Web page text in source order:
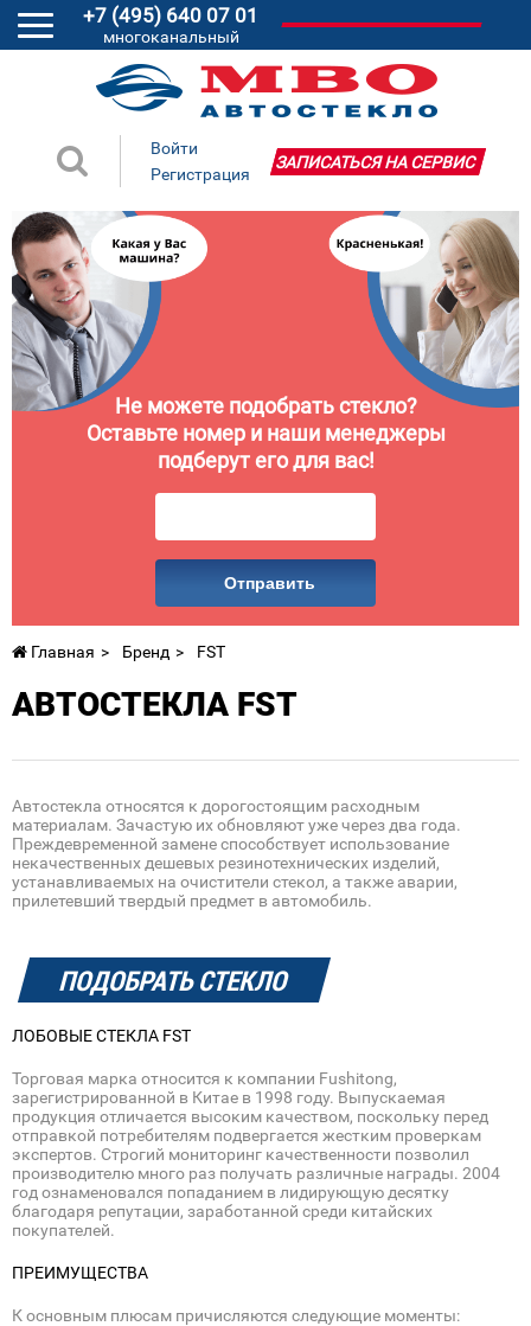
+7 (495) 640 07 01
многоканальный
Войти
Регистрация
ЗАПИСАТЬСЯ НА СЕРВИС
Не можете подобрать стекло?
Оставьте номер и наши менеджеры
подберут его для вас!
Отправить
Главная Бренд FST
АВТОСТЕКЛА FST
Автостекла относятся к дорогостоящим расходным
материалам. Зачастую их обновляют уже через два года.
Преждевременной замене способствует использование
некачественных дешевых резинотехнических изделий,
устанавливаемых на очистители стекол, а также аварии,
прилетевший твердый предмет в автомобиль.
ПОДОБРАТЬ СТЕКЛО
ЛОБОВЫЕ СТЕКЛА FST
Торговая марка относится к компании Fushitong,
зарегистрированной в Китае в 1998 году. Выпускаемая
продукция отличается высоким качеством, поскольку перед
отправкой потребителям подвергается жестким проверкам
экспертов. Строгий мониторинг качественности позволил
производителю много раз получать различные награды. 2004
год ознаменовался попаданием в лидирующую десятку
благодаря репутации, заработанной среди китайских
покупателей.
ПРЕИМУЩЕСТВА
К основным плюсам причисляются следующие моменты: